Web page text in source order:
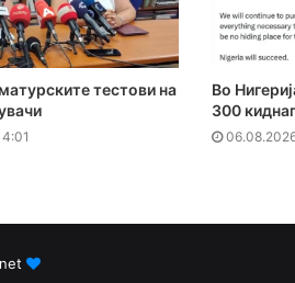
тестови на
Во
300